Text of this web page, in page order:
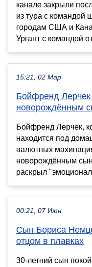
канале закрыли
из тура с командой
городам США и
Ургант с командой
15:21, 02 Мар
Бойфренд
новорождённым
Бойфренд Лерчек,
находится под
валютных
новорождённым
раскрыл
00:21, 07 Июн
Сын Бориса
отцом в плавках
30-летний сын